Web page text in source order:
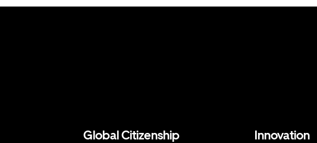
Global Citizenship Innovation